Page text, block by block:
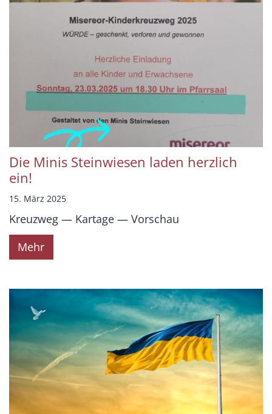
Die Minis Steinwiesen laden herzlich
ein!
15. März 2025
Kreuzweg — Kartage — Vorschau
Mehr